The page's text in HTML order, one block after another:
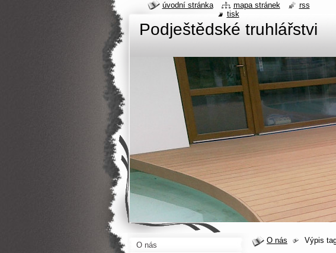
Podještědské truhlářstvi
O nás Výpis
O nás
úvodní stránka mapa stránek
rss
tisk